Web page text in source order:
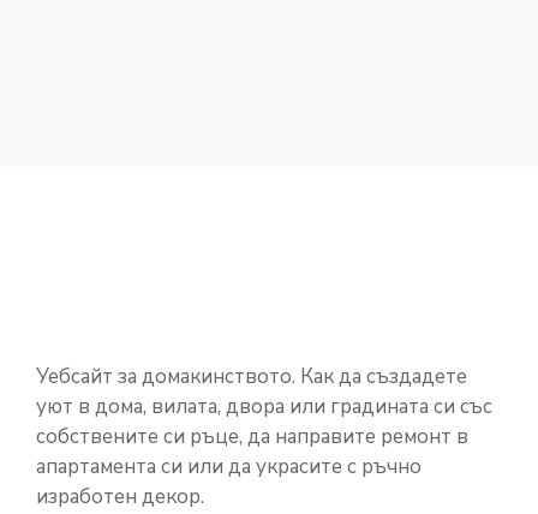
Уебсайт за домакинството. Как да създадете
уют в дома, вилата, двора или градината си със
собствените си ръце, да направите ремонт в
апартамента си или да украсите с ръчно
изработен декор.